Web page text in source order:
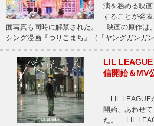
演を務める映
することが発
面写真も同時に解禁された。 映画の原作は
シング漫画『つりこまち』（「ヤングガンガ
LIL
信開始＆MV
LIL LEAGUE
開始、あわせ
た。 LIL